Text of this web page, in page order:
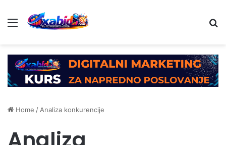
Menu
Home /Analiza konkurencije